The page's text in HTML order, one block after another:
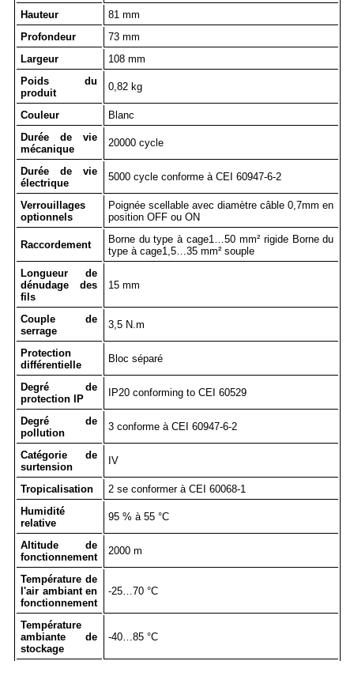
Hauteur
81 mm
Profondeur
73 mm
Largeur
108 mm
Poids du
produit
0,82 kg
Couleur
Blanc
Durée de vie
mécanique
20000 cycle
Durée de vie
électrique
5000 cycle conforme à CEI 60947-6-2
Verrouillages
optionnels
Poignée scellable avec diamètre câble 0,7mm en
position OFF ou ON
Raccordement
Borne du type à cage1…50 mm² rigide Borne du
type à cage1,5…35 mm² souple
Longueur de
dénudage des
fils
15 mm
Couple de
serrage
3,5 N.m
Protection
différentielle
Bloc séparé
Degré de
protection IP
IP20 conforming to CEI 60529
Degré de
pollution
3 conforme à CEI 60947-6-2
Catégorie de
surtension
IV
Tropicalisation
2 se conformer à CEI 60068-1
Humidité
relative
95 % à 55 °C
Altitude de
fonctionnement
2000 m
Température de
l'air ambiant en
fonctionnement
-25…70 °C
Température
ambiante de
stockage
-40…85 °C